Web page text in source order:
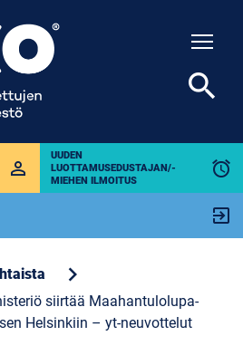
perm_identity
UUDEN
LUOTTAMUSEDUSTAJAN/-
MIEHEN ILMOITUS
alarm
exit_to_app
search
chevron_right
siirtää Maahantulolupa-
Helsinkiin – yt-neuvottelut